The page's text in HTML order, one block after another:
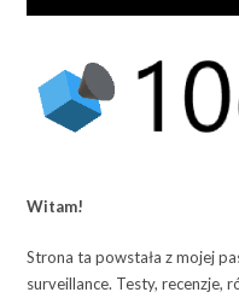
Witam!
Strona ta powstała z mojej
surveillance. Testy, recenzje,